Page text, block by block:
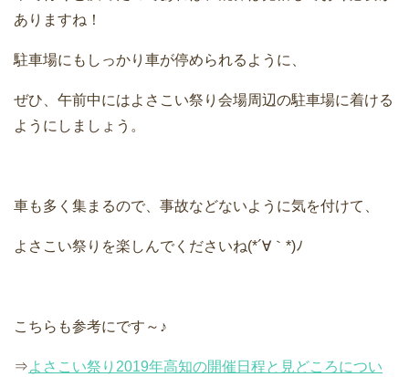
ありますね！
駐車場にもしっかり車が停められるように、
ぜひ、午前中にはよさこい祭り会場周辺の駐車場に着ける
ようにしましょう。
車も多く集まるので、事故などないように気を付けて、
よさこい祭りを楽しんでくださいね(*´∀｀*)ﾉ
こちらも参考にです～♪
⇒よさこい祭り2019年高知の開催日程と見どころについ